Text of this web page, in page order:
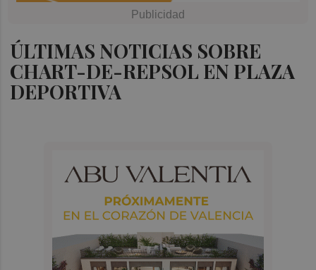
ÚLTIMAS NOTICIAS SOBRE
CHART-DE-REPSOL EN PLAZA
DEPORTIVA